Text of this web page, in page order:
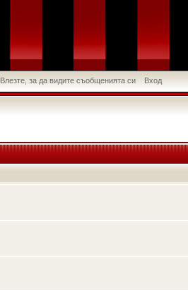
Влезте, за да видите съобщенията си Вход